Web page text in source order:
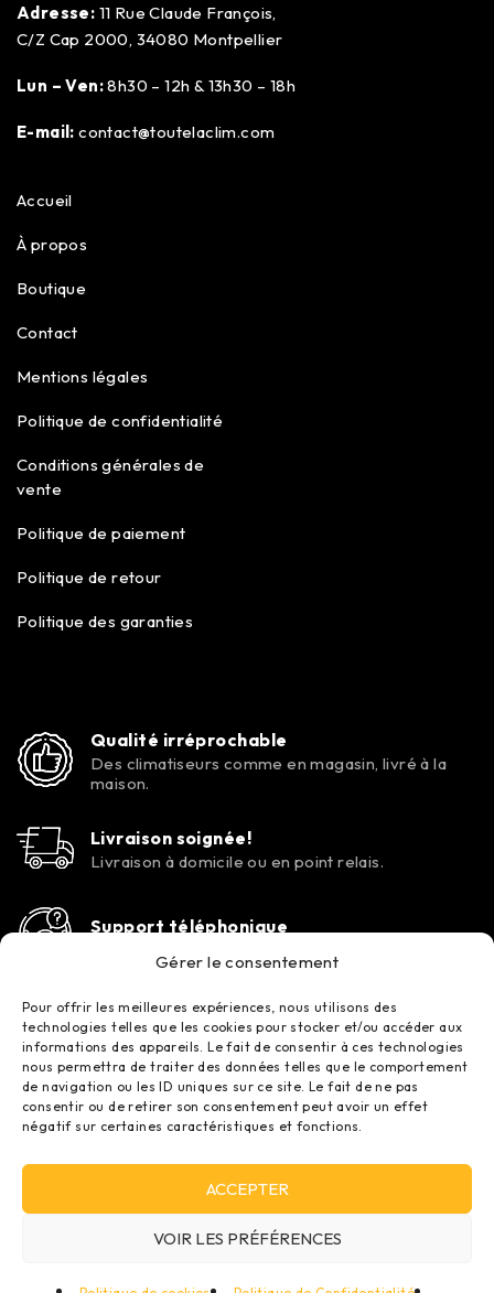
Gérer le consentement
Pour offrir les meilleures expériences, nous utilisons des
technologies telles que les cookies pour stocker et/ou accéder aux
informations des appareils. Le fait de consentir à ces technologies
nous permettra de traiter des données telles que le comportement
de navigation ou les ID uniques sur ce site. Le fait de ne pas
consentir ou de retirer son consentement peut avoir un effet
négatif sur certaines caractéristiques et fonctions.
ACCEPTER
VOIR LES PRÉFÉRENCES
Adresse: 11 Rue Claude François,
C/Z Cap 2000, 34080 Montpellier
Lun – Ven:8h30 – 12h & 13h30 – 18h
E-mail: contact@toutelaclim.com
Accueil
À propos
Boutique
Contact
Mentions légales
Politique de confidentialité
Conditions générales de
vente
Politique de paiement
Politique de retour
Politique des garanties
Qualité irréprochable
Des climatiseurs comme en magasin, livré à la
maison.
Livraison soignée!
Livraison à domicile ou en point relais.
Support téléphonique
© 2017–2026 – TOUTELACLIM – RJCLIM | Vente et installation
Tous droits réservés – SIRET : 828 774 364 00016